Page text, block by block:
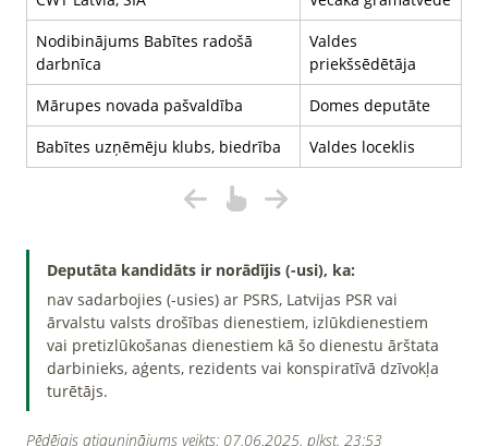
Nodibinājums Babītes radošā
darbnīca
Valdes
priekšsēdētāja
Mārupes novada pašvaldība
Domes deputāte
Babītes uzņēmēju klubs, biedrība
Valdes loceklis
Deputāta kandidāts ir norādījis (-usi), ka:
nav sadarbojies (-usies) ar PSRS, Latvijas PSR vai
ārvalstu valsts drošības dienestiem, izlūkdienestiem
vai pretizlūkošanas dienestiem kā šo dienestu ārštata
darbinieks, aģents, rezidents vai konspiratīvā dzīvokļa
turētājs.
Pēdējais atjauninājums veikts: 07.06.2025. plkst. 23:53